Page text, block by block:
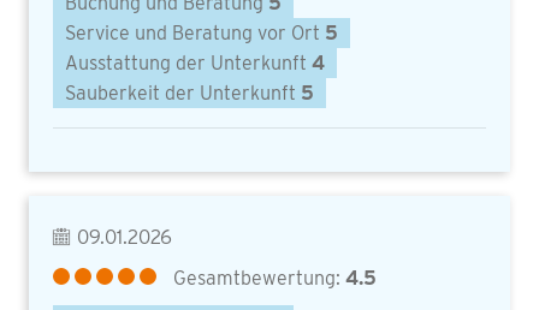
Service und Beratung vor Ort 5
Ausstattung der Unterkunft 4
Sauberkeit der Unterkunft 5
09.01.2026
Gesamtbewertung: 4.5